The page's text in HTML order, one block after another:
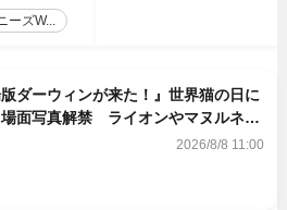
ズW...
ダーウィンが来た！』世界猫の日に
面写真解禁 ライオンやマヌルネコ
んが大集合
2026/8/8 11:00